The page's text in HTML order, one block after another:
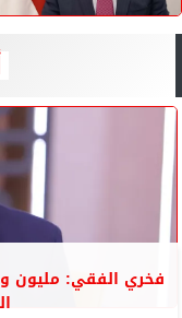
فخري الفقي: مليون